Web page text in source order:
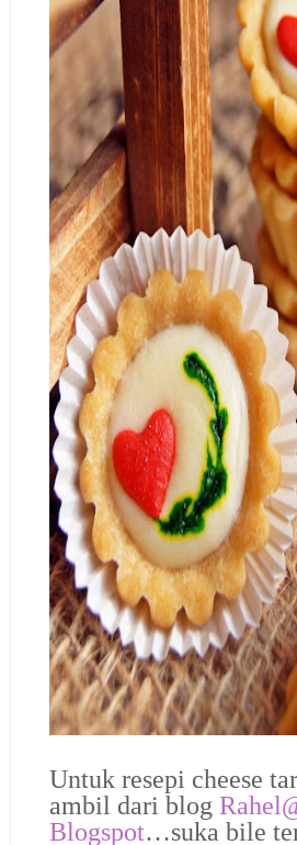
Untuk resepi cheese
ambil dari blog
Blogspot…suka bile